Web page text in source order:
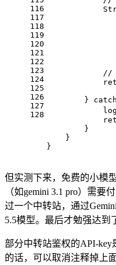
116
117
118
119
120
121
122
123
124
125
126
127
128
//
        }
catch
        }
    }
}
但实测下来，免费的小模
（如gemini 3.1 pro）需要
过一个中转站，通过
5.5模型。最后才勉强达到
部分中转站鉴权的API-key
的话，可以取消注释掉上